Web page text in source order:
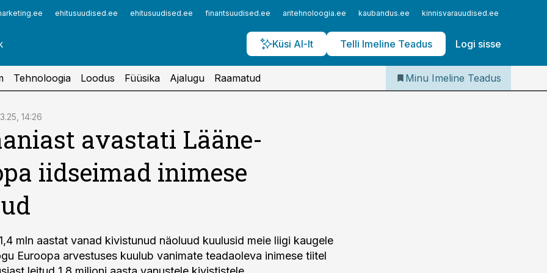
ehitusuudised.ee ehitusuudised.ee finantsuudised.ee aritehnoloogia.ee kaubandus.ee kinnisvarauudised.ee
Küsi AI-lt Telli Imeline Teadus Logi sisse
Iseteenindus
Telli Imeline Teadus
Tehnoloogia Loodus Füüsika Ajalugu Raamatud Minu Imeline Teadus
14:26
avastati Lääne-
iidseimad inimese
mln aastat vanad kivistunud näoluud kuulusid meie liigi kaugele
Euroopa arvestuses kuulub vanimate teadaoleva inimese tiitel